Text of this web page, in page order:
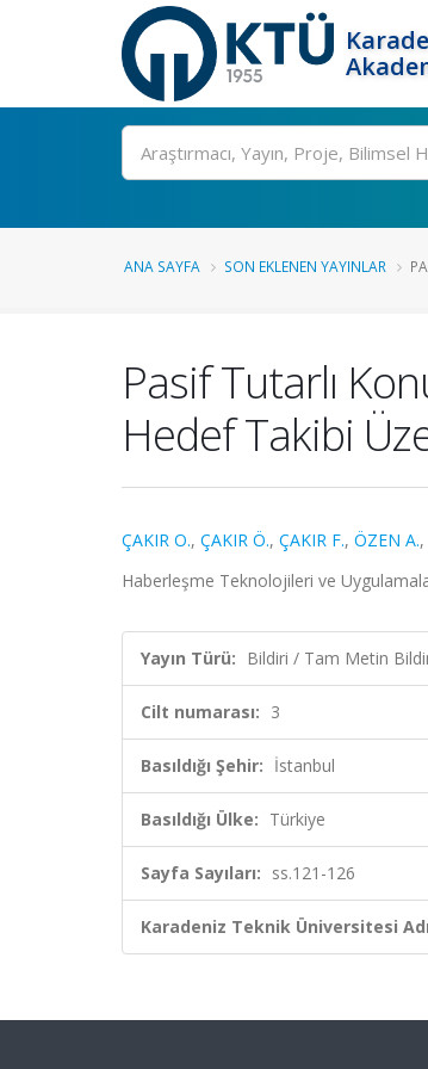
Ara
ANA SAYFA SON EKLENEN YAYINLAR
Pasif Tutarlı
Hedef Takibi
ÇAKIR O., ÇAKIR Ö., ÇAKIR F., ÖZEN A.,
Haberleşme Teknolojileri ve
Yayın Türü: Bildiri / Tam Metin
Cilt numarası: 3
Basıldığı Şehir: İstanbul
Basıldığı Ülke: Türkiye
Sayfa Sayıları: ss.121-126
Karadeniz Teknik Üniversitesi